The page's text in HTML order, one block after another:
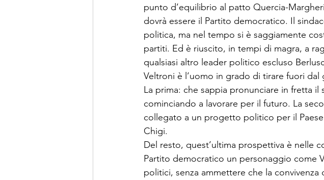
punto d’equilibrio al patto Quercia-
dovrà essere il Partito democratico. Il
politica, ma nel tempo si è saggiamente
partiti. Ed è riuscito, in tempi di magra, a
qualsiasi altro leader politico escluso
Veltroni è l’uomo in grado di tirare fuori
La prima: che sappia pronunciare in fretta
cominciando a lavorare per il futuro. La
collegato a un progetto politico per il
Chigi.
Del resto, quest’ultima prospettiva è nel­le
Partito democratico un personaggio co­me
politici, senza ammettere che la